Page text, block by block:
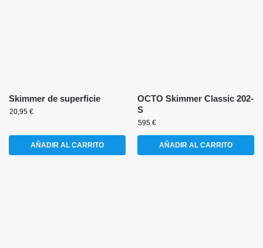
Skimmer de superficie
20,95 €
AÑADIR AL CARRITO
OCTO Skimmer Classic 202-
S
595 €
AÑADIR AL CARRITO